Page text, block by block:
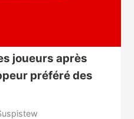
joueurs après
préféré des